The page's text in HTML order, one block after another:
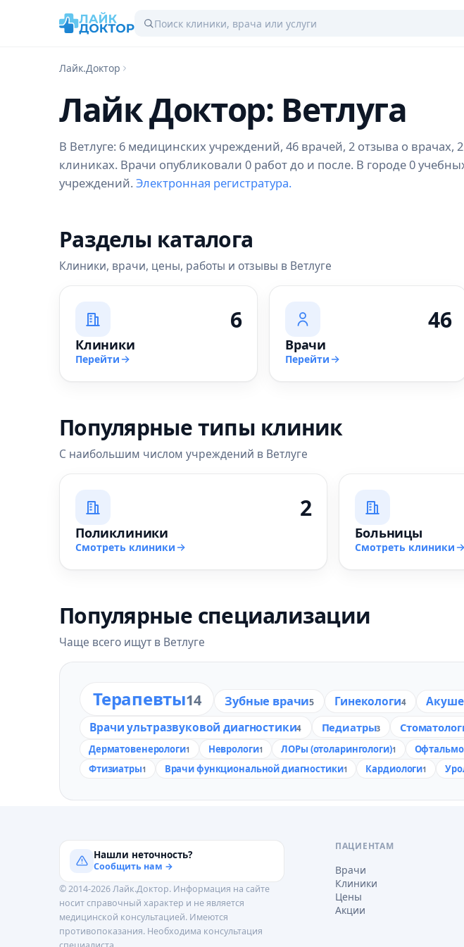
Лайк.Доктор
Лайк Доктор: Ветлуга
В Ветлуге: 6 медицинских учреждений, 46 врачей, 2 отзыва о врачах,
клиниках. Врачи опубликовали 0 работ до и после. В городе 0
учреждений. Электронная регистратура.
Разделы каталога
Клиники, врачи, цены, работы и отзывы в Ветлуге
6
Клиники
Перейти
46
Врачи
Перейти
Популярные типы клиник
С наибольшим числом учреждений в Ветлуге
2
Поликлиники
Смотреть клиники
Больницы
Смотреть клиники
Популярные специализации
Чаще всего ищут в Ветлуге
Терапевты14 Зубные врачи5 Гинекологи4
Врачи ультразвуковой диагностики4 Педиатры3
Дерматовенерологи1 Неврологи1 ЛОРы (отоларингологи)1
Фтизиатры1 Врачи функциональной диагностики1 Кардиологи1
Нашли неточность?
Сообщить нам →
© 2014-2026 Лайк.Доктор. Информация на сайте
носит справочный характер и не является
медицинской консультацией. Имеются
противопоказания. Необходима консультация
ПАЦИЕНТАМ
Врачи
Клиники
Цены
Акции